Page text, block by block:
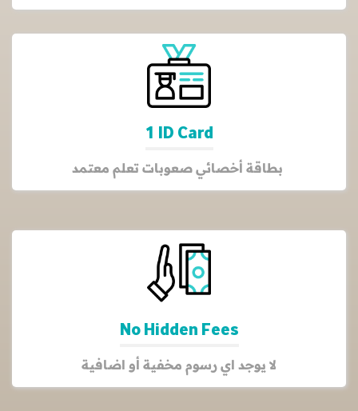
1 ID Card
No Hidden Fees
لا يوجد اي رسوم مخفية أو اضافية